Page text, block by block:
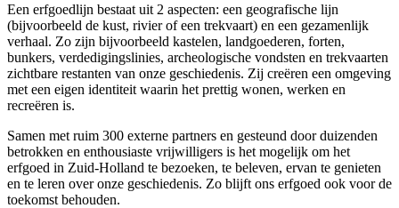
Een erfgoedlijn bestaat uit 2 aspecten: een geografische lijn
(bijvoorbeeld de kust, rivier of een trekvaart) en een gezamenlijk
verhaal. Zo zijn bijvoorbeeld kastelen, landgoederen, forten,
bunkers, verdedigingslinies, archeologische vondsten en trekvaarten
zichtbare restanten van onze geschiedenis. Zij creëren een omgeving
met een eigen identiteit waarin het prettig wonen, werken en
recreëren is.
Samen met ruim 300 externe partners en gesteund door duizenden
betrokken en enthousiaste vrijwilligers is het mogelijk om het
erfgoed in Zuid-Holland te bezoeken, te beleven, ervan te genieten
en te leren over onze geschiedenis. Zo blijft ons erfgoed ook voor de
toekomst behouden.